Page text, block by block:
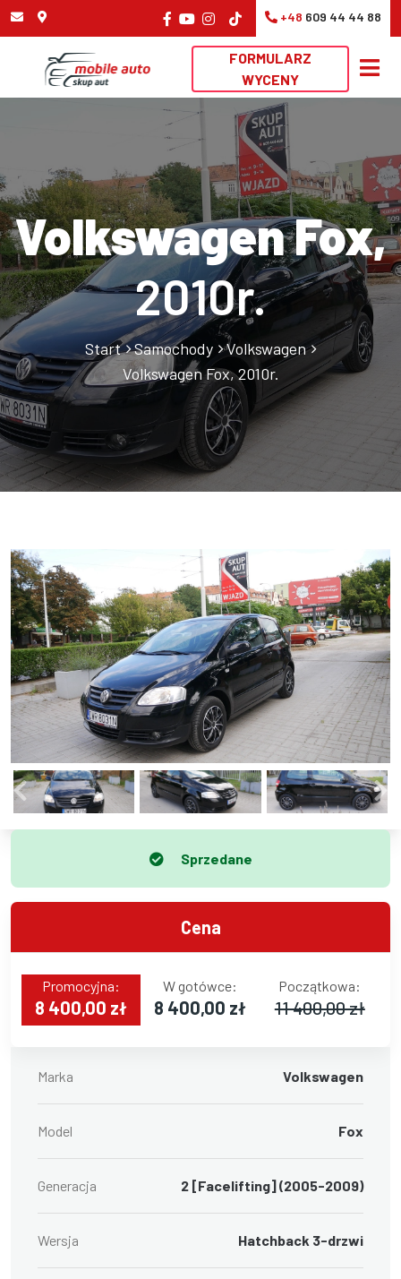
+48 609 44 44 88
FORMULARZ
WYCENY
Volkswagen Fox,
2010r.
Start Samochody
Volkswagen
Volkswagen Fox, 2010r.
Sprzedane
Cena
Promocyjna:
8 400,00 zł
W gotówce:
8 400,00 zł
Początkowa:
11 400,00 zł
Marka Volkswagen
Model Fox
Generacja 2 [Facelifting] (2005-2009)
Wersja Hatchback 3-drzwi